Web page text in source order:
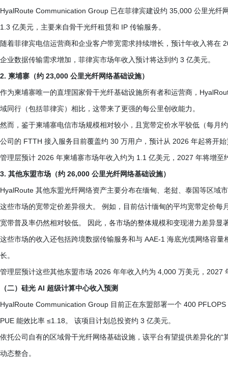
HyalRoute Communication Group 已在菲律宾建设约 35,000 公里光纤
1.3 亿美元，主要来自骨干光纤租赁和 IP 传输服务。
随着菲律宾电信运营商和企业客户带宽需求持续增长，预计年收入将在
企业数据传输需求增加，菲律宾市场年收入预计将达到约 3 亿美元。
2. 柬埔寨（约 23,000 公里光纤网络基础设施）
作为柬埔寨唯一的直埋国家骨干光纤基础设施所有者和运营商，
域同行（包括菲律宾）相比，这带来了更强的每公里创收能力。
然而，鉴于柬埔寨电信市场规模相对较小，且宽带定价水平较低（每月
公司的 FTTH 接入服务目前覆盖约 30 万用户，预计从 2026 年起将开
管理层预计 2026 年柬埔寨市场年收入约为 1.1 亿美元，2027 年将增
3. 其他东盟市场（约 26,000 公里光纤网络基础设施）
HyalRoute 其他东盟光纤网络资产主要分布在缅甸、老挝、泰国等区域
这些市场的宽带定价差异很大。 例如，目前估计缅甸的平均宽带定价
宽带普及率仍然相对较低。 因此，各市场的整体规模和变现潜力差异显
这些市场的收入还包括跨境数据传输服务和与 AAE-1 海底光缆网络容
长。
管理层预计这些其他东盟市场 2026 年年收入约为 4,000 万美元，
（二）硅光 AI 超级计算中心收入预测
HyalRoute Communication Group 目前正在东盟部署一个 400
PUE 能效比率 ≤1.18。 该项目计划总投资约 3 亿美元。
依托公司自有的区域骨干光纤网络基础设施，该平台有望提供差异化的
动态整合。